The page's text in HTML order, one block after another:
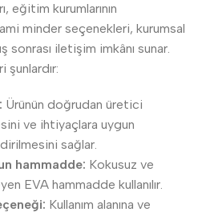
eğitim kurumlarının
minder seçenekleri, kurumsal
iletişim imkânı sunar.
şunlardır:
Ürünün doğrudan üretici
ve ihtiyaçlara uygun
sağlar.
hammadde: Kokusuz ve
EVA hammadde kullanılır.
Kullanım alanına ve